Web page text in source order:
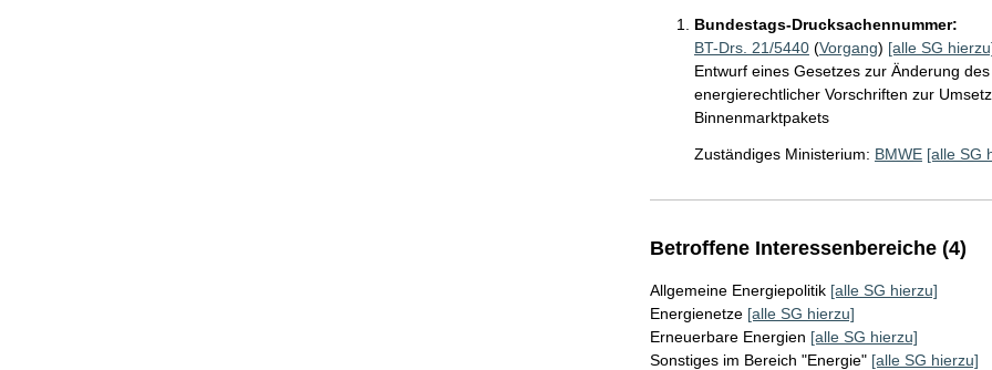
Bundestags-Drucksachennummer:
BT-Drs. 21/5440(Vorgang) [alle SG
Entwurf eines Gesetzes zur Änderung
energierechtlicher Vorschriften zur
Binnenmarktpakets
Zuständiges Ministerium: BMWE [alle SG
Betroffene Interessenbereiche (4)
Allgemeine Energiepolitik [alle SG hierzu]
Energienetze [alle SG hierzu]
Erneuerbare Energien [alle SG hierzu]
Sonstiges im Bereich "Energie" [alle SG hierzu]